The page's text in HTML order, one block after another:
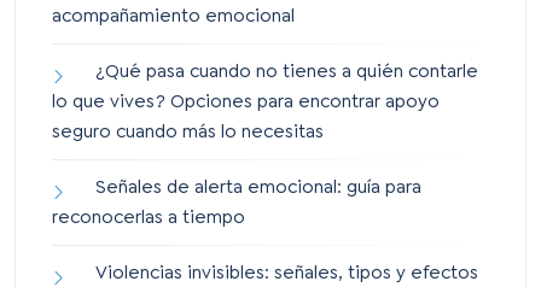
acompañamiento emocional
¿Qué pasa cuando no tienes a quién contarle
lo que vives? Opciones para encontrar apoyo
seguro cuando más lo necesitas
Señales de alerta emocional: guía para
reconocerlas a tiempo
Violencias invisibles: señales, tipos y efectos